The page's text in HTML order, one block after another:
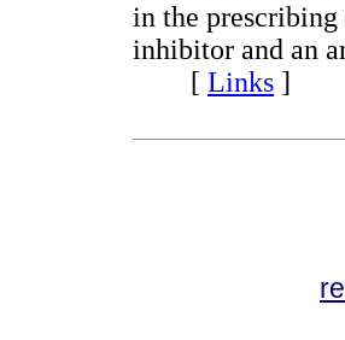
in the
inhibitor and an
[ Links ]